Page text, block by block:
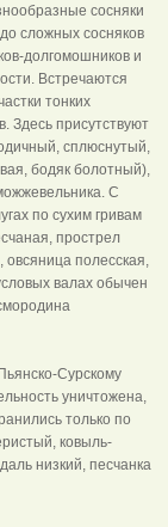
сосняки
сложных сосняков
долгомошников и
Встречаются
тонких
Здесь присутствуют
сплюснутый,
бодяк болотный),
С
по сухим гривам
прострел
овсяница полесская,
валах обычен
Сурскому
уничтожена,
только по
ковыль-
низкий, песчанка